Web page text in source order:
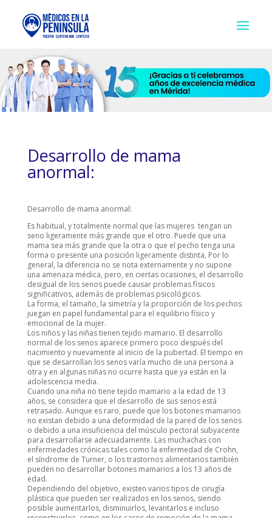
Desarrollo de mama
anormal:
Desarrollo de mama anormal:
Es habitual, y totalmente normal que las mujeres tengan un
seno ligeramente más grande que el otro. Puede que una
mama sea más grande que la otra o que el pecho tenga una
forma o presente una posición ligeramente distinta, Por lo
general, la diferencia no se nota externamente y no supone
una amenaza médica, pero, en ciertas ocasiones, el desarrollo
desigual de los senos puede causar problemas físicos
significativos, además de problemas psicológicos.
La forma, el tamaño, la simetría y la proporción de los pechos
juegan en papel fundamental para el equilibrio físico y
emocional de la mujer.
Los niños y las niñas tienen tejido mamario. El desarrollo
normal de los senos aparece primero poco después del
nacimiento y nuevamente al inicio de la pubertad. El tiempo en
que se desarrollan los senos varía mucho de una persona a
otra y en algunas niñas no ocurre hasta que ya están en la
adolescencia media.
Cuando una niña no tiene tejido mamario a la edad de 13
años, se considera que el desarrollo de sus senos está
retrasado. Aunque es raro, puede que los botones mamarios
no existan debido a una deformidad de la pared de los senos
o debido a una insuficiencia del músculo pectoral subyacente
para desarrollarse adecuadamente. Las muchachas con
enfermedades crónicas tales como la enfermedad de Crohn,
el síndrome de Turner, o los trastornos alimentarios también
pueden no desarrollar botones mamarios a los 13 años de
edad.
Dependiendo del objetivo, existen varios tipos de cirugía
plástica que pueden ser realizados en los senos, siendo
posible aumentarlos, disminuirlos, levantarlos e incluso